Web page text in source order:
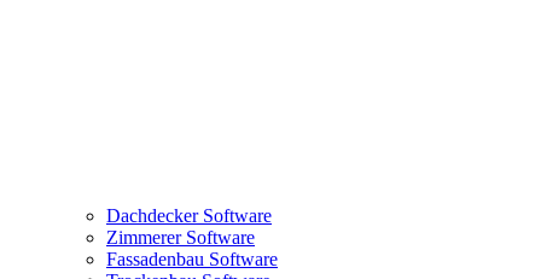
Dachdecker Software
Zimmerer Software
Fassadenbau Software